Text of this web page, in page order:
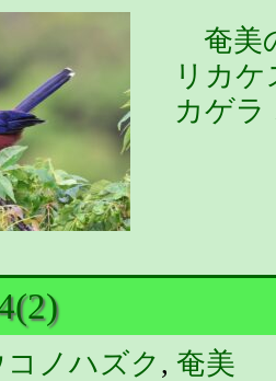
奄美
リカ
カゲラ
ノハズク , 奄美